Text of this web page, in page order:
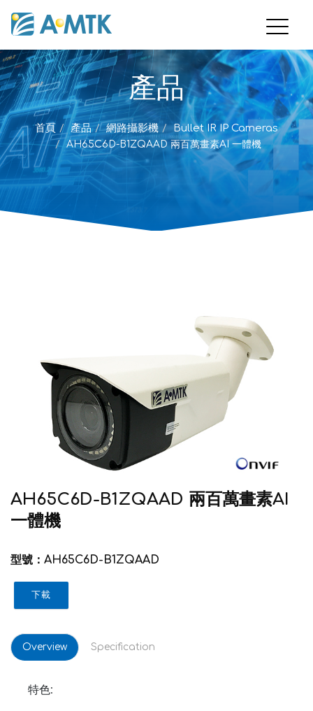
產品
首頁 產品 網路攝影機 Bullet IR IP Cameras
AH65C6D-B1ZQAAD 兩百萬畫素AI 一體機
AH65C6D-B1ZQAAD 兩百萬畫素AI
一體機
型號：AH65C6D-B1ZQAAD
下載
Overview Specification
特色: